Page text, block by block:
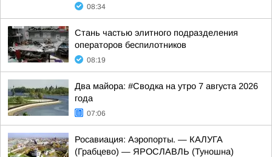
08:34
Стань частью элитного подразделения
операторов беспилотников
08:19
Два майора: #Сводка на утро 7 августа 2026
года
07:06
Росавиация: Аэропорты. — КАЛУГА
(Грабцево) — ЯРОСЛАВЛЬ (Туношна)